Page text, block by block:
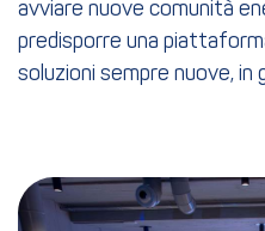
avviare nuove comunità
predisporre una
soluzioni sempre nuove, in